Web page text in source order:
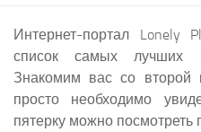
Интернет-портал Lonely
список самых лучших
Знакомим вас со второй
просто необходимо
пятерку можно посмотреть